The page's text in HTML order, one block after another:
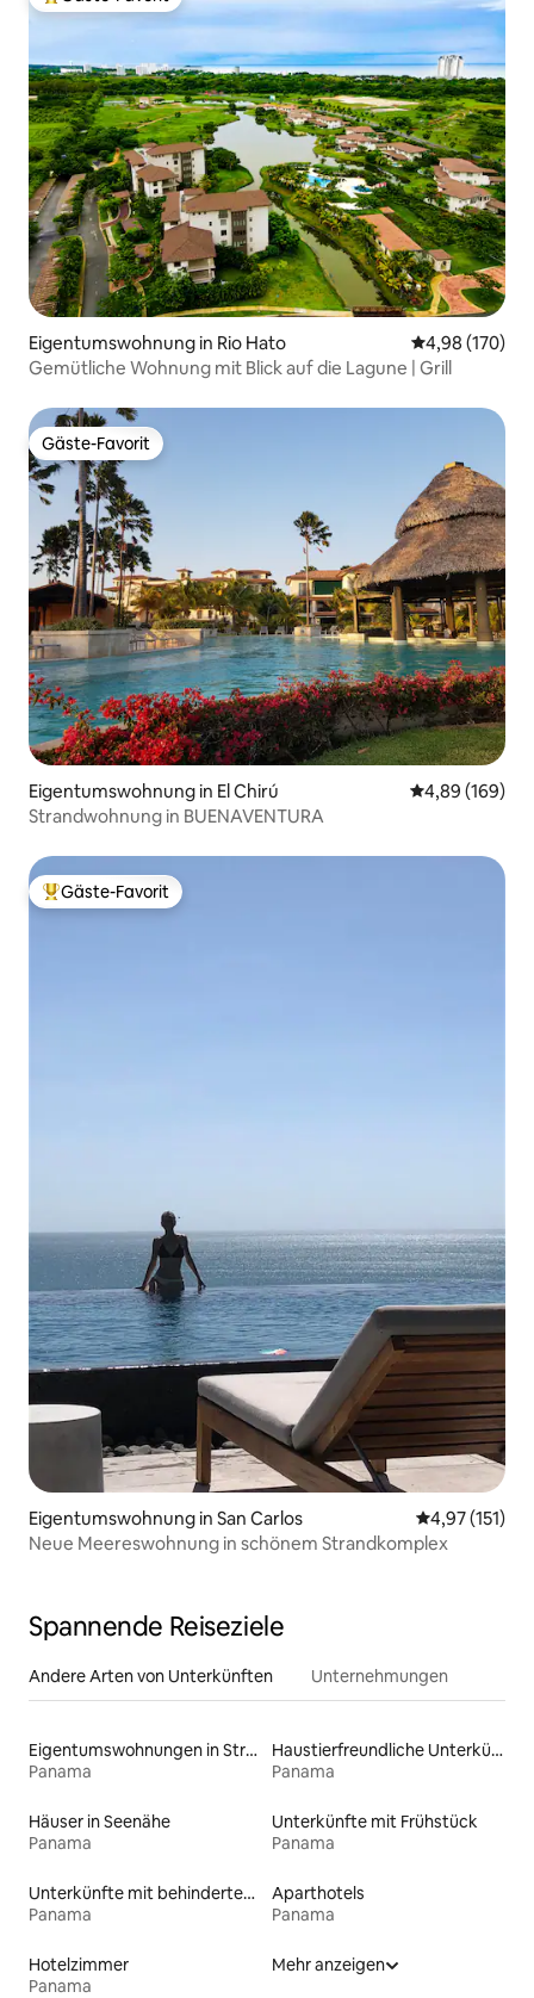
Beliebter Gäste-Favorit.
Eigentumswohnung in Rio Hato
4,98 (170)
Gemütliche Wohnung mit Blick auf die Lagune | Grill
Gäste-Favorit
Gäste-Favorit
Eigentumswohnung in El Chirú
4,89 (169)
Strandwohnung in BUENAVENTURA
Beliebter Gäste-Favorit.
Gäste-Favorit
Eigentumswohnung in San Carlos
4,97 (151)
Neue Meereswohnung in schönem Strandkomplex
Spannende Reiseziele
Andere Arten von Unterkünften Unternehmungen
Eigentumswohnungen in Strandnähe
Panama
Haustierfreundliche Unterkünfte
Panama
Häuser in Seenähe
Panama
Unterkünfte mit Frühstück
Panama
Unterkünfte mit behindertengerechtem Bett
Panama
Aparthotels
Panama
Hotelzimmer
Panama
Mehr anzeigen